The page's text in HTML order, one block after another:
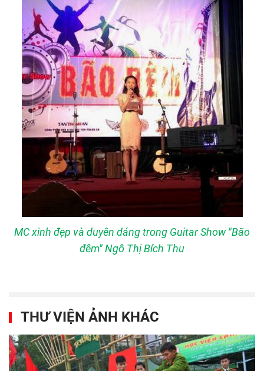
MC xinh đẹp và duyên dáng trong Guitar Show "Bão
đêm" Ngô Thị Bích Thu
THƯ VIỆN ẢNH KHÁC